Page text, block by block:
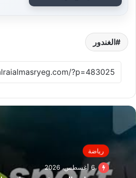
الغندور
رياضة
6 أغسطس، 2026